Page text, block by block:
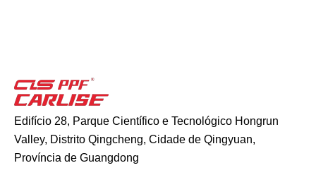
Edifício 28, Parque Científico e Tecnológico Hongrun
Valley, Distrito Qingcheng, Cidade de Qingyuan,
Província de Guangdong